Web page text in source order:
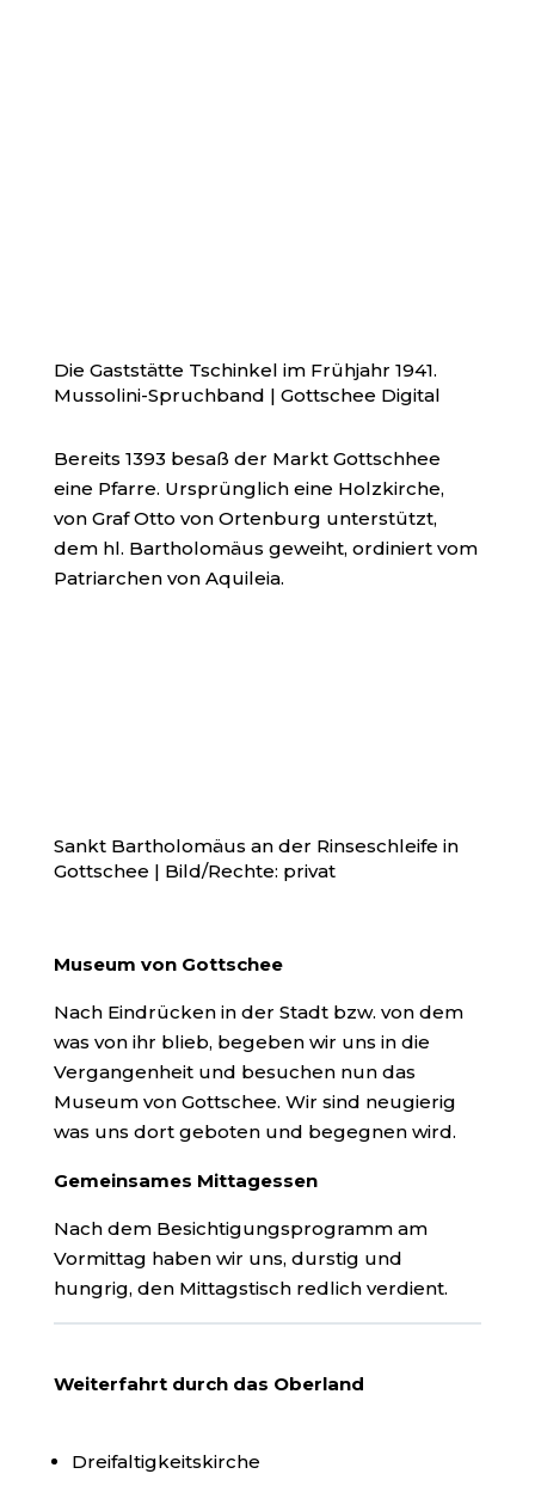
Die Gaststätte Tschinkel im Frühjahr 1941.
Mussolini-Spruchband | Gottschee Digital
Bereits 1393 besaß der Markt Gottschhee
eine Pfarre. Ursprünglich eine Holzkirche,
von Graf Otto von Ortenburg unterstützt,
dem hl. Bartholomäus geweiht, ordiniert vom
Patriarchen von Aquileia.
Sankt Bartholomäus an der Rinseschleife in
Gottschee | Bild/Rechte: privat
Museum von Gottschee
Nach Eindrücken in der Stadt bzw. von dem
was von ihr blieb, begeben wir uns in die
Vergangenheit und besuchen nun das
Museum von Gottschee. Wir sind neugierig
was uns dort geboten und begegnen wird.
Gemeinsames Mittagessen
Nach dem Besichtigungsprogramm am
Vormittag haben wir uns, durstig und
hungrig, den Mittagstisch redlich verdient.
Weiterfahrt durch das Oberland
Dreifaltigkeitskirche